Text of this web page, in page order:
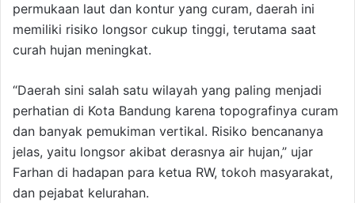
permukaan laut dan kontur yang curam, daerah ini
memiliki risiko longsor cukup tinggi, terutama saat
curah hujan meningkat.
“Daerah sini salah satu wilayah yang paling menjadi
perhatian di Kota Bandung karena topografinya curam
dan banyak pemukiman vertikal. Risiko bencananya
jelas, yaitu longsor akibat derasnya air hujan,” ujar
Farhan di hadapan para ketua RW, tokoh masyarakat,
dan pejabat kelurahan.